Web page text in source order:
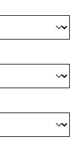
auswählen